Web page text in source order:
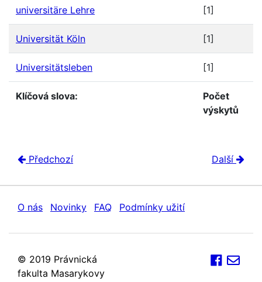
Klíčová slova:
Počet
výskytů
universitäre Lehre [1]
Universität Köln [1]
Universitätsleben [1]
Předchozí Další
O nás Novinky FAQ Podmínky užití
© 2019 Právnická
fakulta Masarykovy